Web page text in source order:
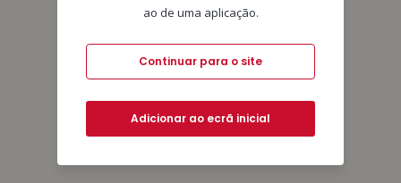
ao de uma aplicação.
Continuar para o site
Adicionar ao ecrã inicial